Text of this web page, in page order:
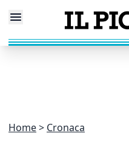
Home Cronaca